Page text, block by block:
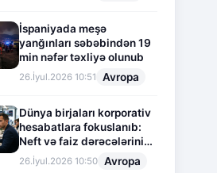
İspaniyada meşə
yanğınları səbəbindən 19
min nəfər təxliyə olunub
26.İyul.2026 10:51 Avropa
Dünya birjaları korporativ
hesabatlara fokuslanıb:
Neft və faiz dərəcələrinin
təsiri altında cari vəziyyət
26.İyul.2026 10:50 Avropa